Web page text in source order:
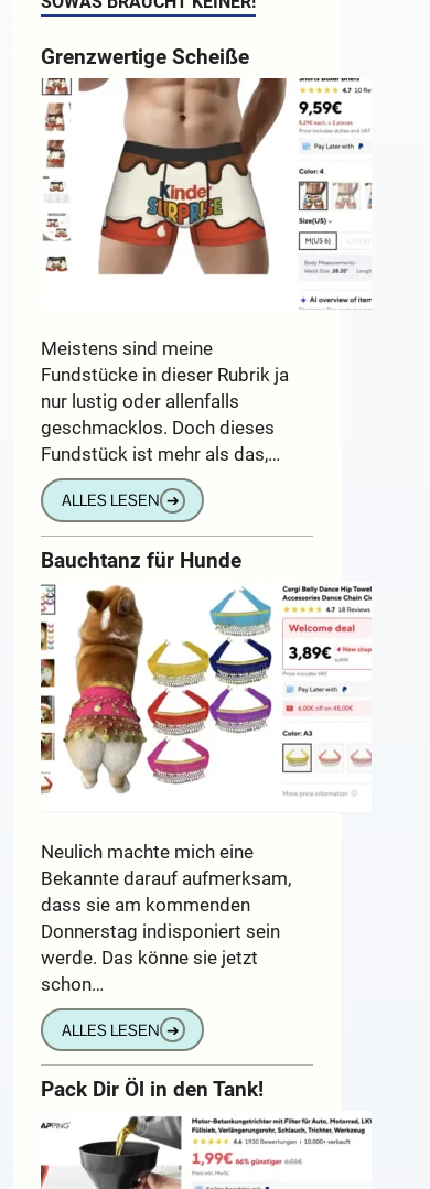
Grenzwertige Scheiße
Meistens sind meine
Fundstücke in dieser Rubrik ja
nur lustig oder allenfalls
geschmacklos. Doch dieses
Fundstück ist mehr als das,…
ALLES LESEN ➔
Bauchtanz für Hunde
Neulich machte mich eine
Bekannte darauf aufmerksam,
dass sie am kommenden
Donnerstag indisponiert sein
werde. Das könne sie jetzt
schon…
ALLES LESEN ➔
Pack Dir Öl in den Tank!